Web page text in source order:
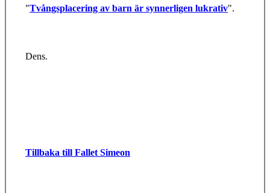
"Tvångsplacering av barn är synnerligen lukrativ".
Dens.
Tillbaka till Fallet Simeon